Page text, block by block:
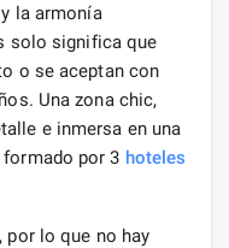
la armonía
solo significa que
o se aceptan con
Una zona chic,
e inmersa en una
formado por 3 hoteles
por lo que no hay